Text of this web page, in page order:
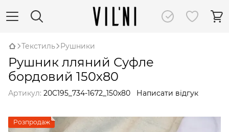
Текстиль Рушники
Рушник лляний Суфле
бордовий 150x80
Артикул: 20C195_734-1672_150x80 Написати відгук
Розпродаж